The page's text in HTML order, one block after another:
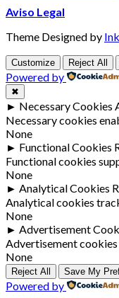
Aviso Legal
Theme Designed by
Customize Reject All
Powered by
✖
► Necessary Cookies
Necessary cookies
None
► Functional Cookies
Functional cookies
None
► Analytical Cookies
Analytical cookies
None
► Advertisement
Advertisement cookies
None
Reject All Save My
Powered by